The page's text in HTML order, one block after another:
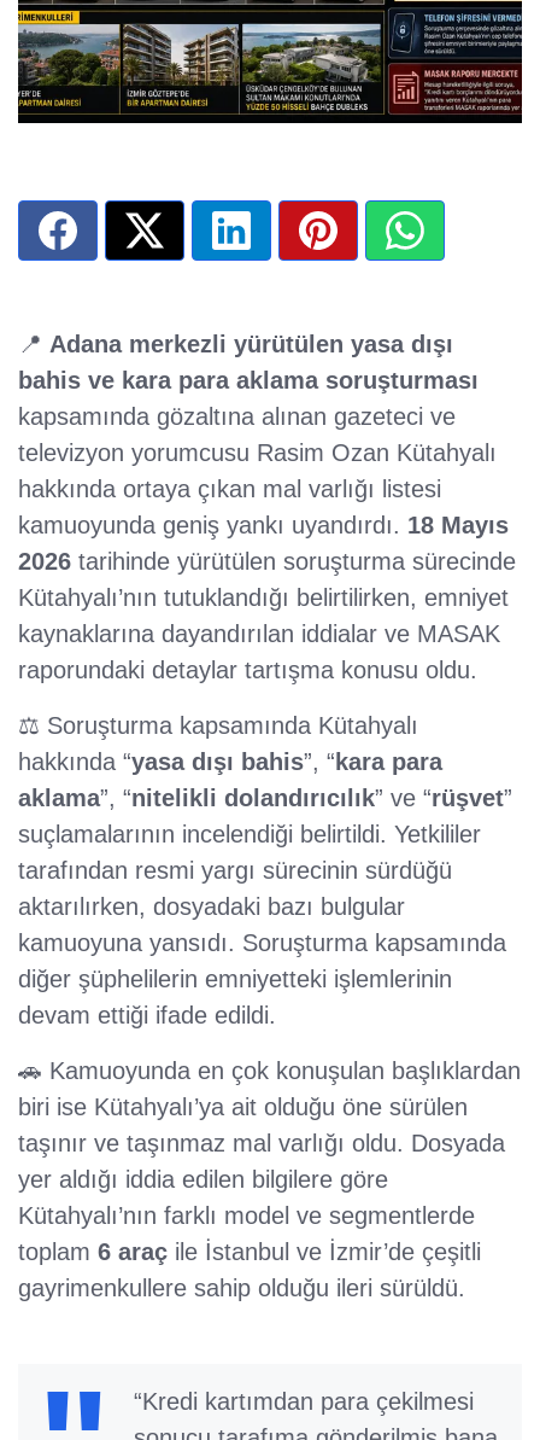
📍 Adana merkezli yürütülen yasa dışı
bahis ve kara para aklama soruşturması
kapsamında gözaltına alınan gazeteci ve
televizyon yorumcusu Rasim Ozan Kütahyalı
hakkında ortaya çıkan mal varlığı listesi
kamuoyunda geniş yankı uyandırdı. 18 Mayıs
2026 tarihinde yürütülen soruşturma sürecinde
Kütahyalı’nın tutuklandığı belirtilirken, emniyet
kaynaklarına dayandırılan iddialar ve MASAK
raporundaki detaylar tartışma konusu oldu.
⚖️ Soruşturma kapsamında Kütahyalı
hakkında “yasa dışı bahis”, “ kara para
aklama”, “nitelikli dolandırıcılık” ve “rüşvet”
suçlamalarının incelendiği belirtildi. Yetkililer
tarafından resmi yargı sürecinin sürdüğü
aktarılırken, dosyadaki bazı bulgular
kamuoyuna yansıdı. Soruşturma kapsamında
diğer şüphelilerin emniyetteki işlemlerinin
devam ettiği ifade edildi.
🚗 Kamuoyunda en çok konuşulan başlıklardan
biri ise Kütahyalı’ya ait olduğu öne sürülen
taşınır ve taşınmaz mal varlığı oldu. Dosyada
yer aldığı iddia edilen bilgilere göre
Kütahyalı’nın farklı model ve segmentlerde
toplam 6 araç ile İstanbul ve İzmir’de çeşitli
gayrimenkullere sahip olduğu ileri sürüldü.
“Kredi kartımdan para çekilmesi